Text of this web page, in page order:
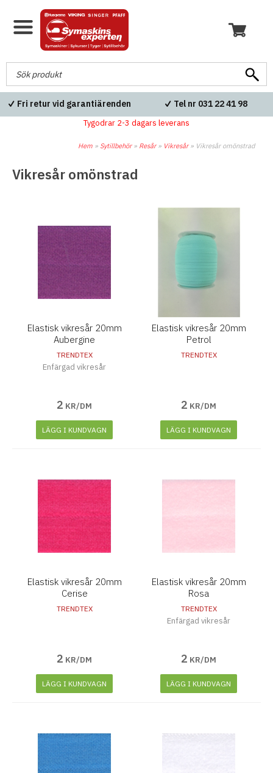
Fri retur vid garantiärenden Tel nr 031 22 41 98
Tygodrar 2-3 dagars leverans
Hem » Sytillbehör» Resår» Vikresår» Vikresår omönstrad
Vikresår omönstrad
Elastisk vikresår 20mm
Aubergine
TRENDTEX
Enfärgad vikresår
2 KR/DM
LÄGG I KUNDVAGN
Elastisk vikresår 20mm
Petrol
TRENDTEX
2 KR/DM
LÄGG I KUNDVAGN
Elastisk vikresår 20mm
Cerise
TRENDTEX
2 KR/DM
LÄGG I KUNDVAGN
Elastisk vikresår 20mm
Rosa
TRENDTEX
Enfärgad vikresår
2 KR/DM
LÄGG I KUNDVAGN